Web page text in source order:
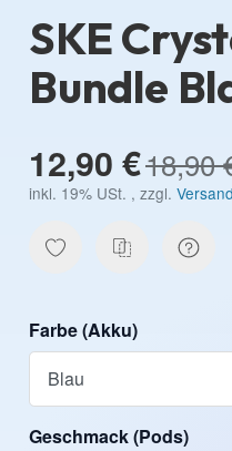
SKE
Bundle
18,90
12,90 €
inkl. 19% USt. , zzgl. Versand
Farbe (Akku)
Farbe (Akku)
Geschmack (Pods)